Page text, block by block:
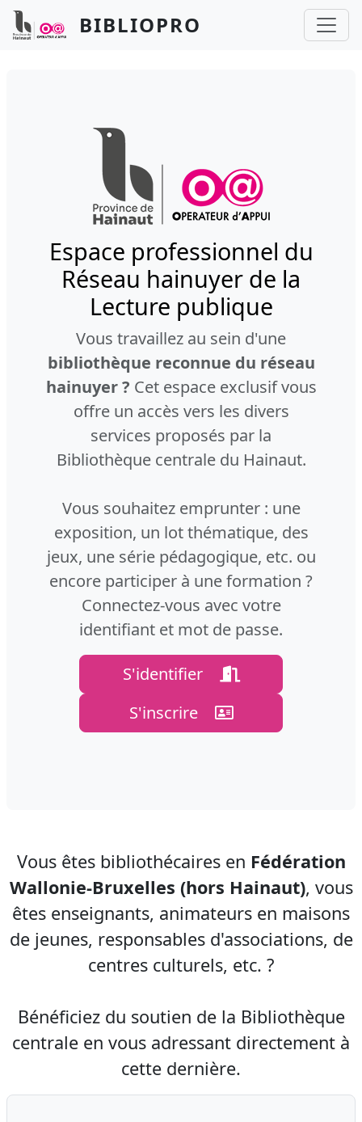
Panneau de gestion des cookies
Aller au contenu principal
BIBLIOPRO
Espace professionnel du
Réseau hainuyer de la
Lecture publique
Vous travaillez au sein d'une
bibliothèque reconnue du réseau
hainuyer ? Cet espace exclusif vous
offre un accès vers les divers
services proposés par la
Bibliothèque centrale du Hainaut.
Vous souhaitez emprunter : une
exposition, un lot thématique, des
jeux, une série pédagogique, etc. ou
encore participer à une formation ?
Connectez-vous avec votre
identifiant et mot de passe.
S'identifier
S'inscrire
Vous êtes bibliothécaires en Fédération
Wallonie-Bruxelles (hors Hainaut), vous
êtes enseignants, animateurs en maisons
de jeunes, responsables d'associations, de
centres culturels, etc. ?
Bénéficiez du soutien de la Bibliothèque
centrale en vous adressant directement à
cette dernière.